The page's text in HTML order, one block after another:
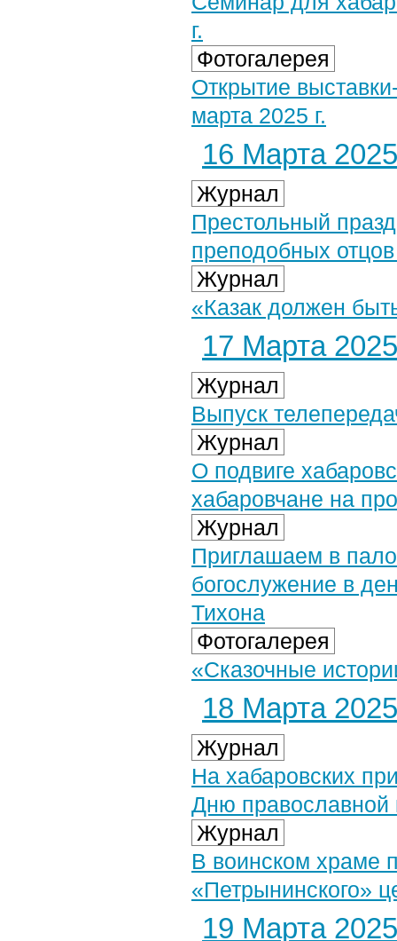
г.
Фотогалерея
Открытие
марта 2025 г.
16 Марта 2025
Журнал
Престольный
преподобных
Журнал
«Казак должен
17 Марта 2025
Журнал
Выпуск
Журнал
О подвиге
хабаровчане на
Журнал
Приглашаем в
богослужение в
Тихона
Фотогалерея
«Сказочные
18 Марта 2025
Журнал
На хабаровских
Дню православной
Журнал
В воинском храме
«Петрынинского»
19 Марта 2025